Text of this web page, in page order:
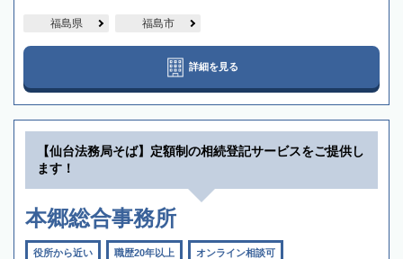
福島県 福島市
詳細を見る
【仙台法務局そば】定額制の相続登記サービスをご提供し
ます！
本郷総合事務所
役所から近い 職歴20年以上 オンライン相談可